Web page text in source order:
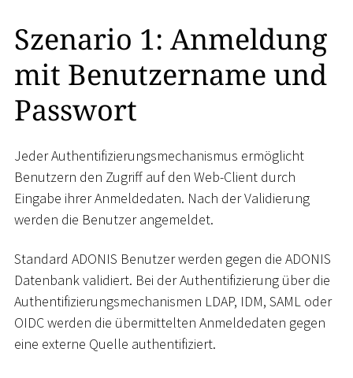
Szenario 1: Anmeldung
mit Benutzername und
Passwort
Jeder Authentifizierungsmechanismus ermöglicht
Benutzern den Zugriff auf den Web-Client durch
Eingabe ihrer Anmeldedaten. Nach der Validierung
werden die Benutzer angemeldet.
Standard ADONIS Benutzer werden gegen die ADONIS
Datenbank validiert. Bei der Authentifizierung über die
Authentifizierungsmechanismen LDAP, IDM, SAML oder
OIDC werden die übermittelten Anmeldedaten gegen
eine externe Quelle authentifiziert.